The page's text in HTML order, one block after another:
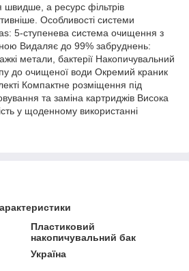
а ресурс фільтрів
Особливості системи
5-ступенева система очищення з
Видаляє до 99% забруднень:
метали, бактерії Накопичувальний
до очищеної води Окремий краник
Компактне розміщення під
та заміна картриджів Висока
у щоденному використанні
Пластиковий
накопичувальний бак
Україна